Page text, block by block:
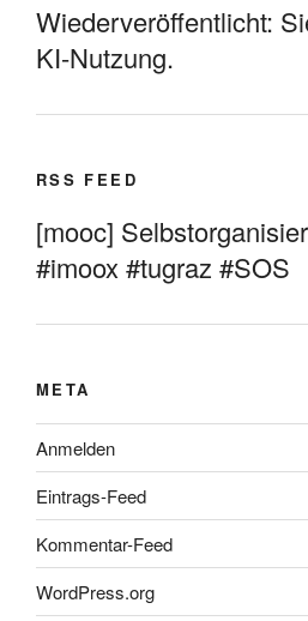
Wiederveröffentlicht:
KI-Nutzung.
RSS FEED
[mooc]
#imoox #tugraz #SOS
META
Anmelden
Eintrags-Feed
Kommentar-Feed
WordPress.org